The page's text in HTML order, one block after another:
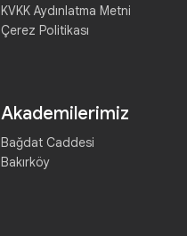
KVKK Aydınlatma Metni
Çerez Politikası
Akademilerimiz
Bağdat Caddesi
Bakırköy